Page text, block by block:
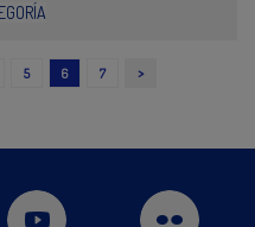
5 6 7 >